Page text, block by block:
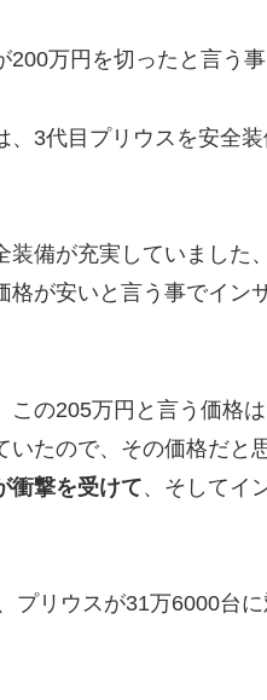
万円を切ったと言う
、3代目プリウスを安全
装備が充実していました
が安いと言う事でイン
の205万円と言う価格
たので、その価格だと
衝撃を受けて、そしてイ
プリウスが31万6000台